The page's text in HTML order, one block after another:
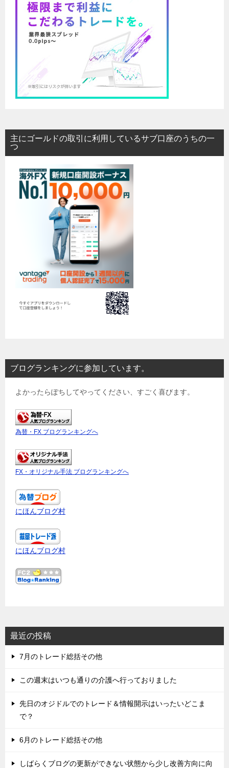
主にゴールドの取引に利用しているサブ口座のうちの一
つ
ブログランキングに参加しています。
よかったらぽちしてやってください、すごく喜びます。
為替・FX ブログランキングへ
FX・オリジナル手法 ブログランキングへ
にほんブログ村
にほんブログ村
最近の投稿
7月のトレード総括その他
この週末はいつも通りの介護へ行っておりました
先日のオジドルでのトレード＆情報開示はいったいどこま
で？
6月のトレード総括その他
しばらくブログの更新ができない状態から少し改善方向に向